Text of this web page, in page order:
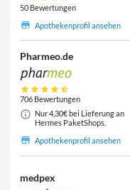
50 Bewertungen
Apothekenprofil ansehen
Pharmeo.de
706 Bewertungen
Nur 4,30€ bei Lieferung an
Hermes PaketShops.
Apothekenprofil ansehen
medpex